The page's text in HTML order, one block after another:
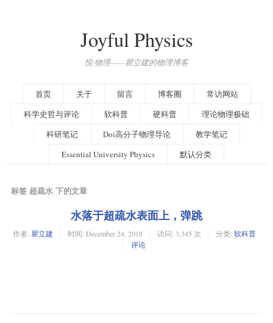
Joyful Physics
悦·物理——瞿立建的物理博客
首页 关于 留言 博客圈
常访网站
科学史哲与评论
软科普 硬科普
理论物理极础
科研笔记
Doi高分子物理导论
教学笔记
Essential University Physics
默认分类
标签 超疏水 下的文章
水落于超疏水表面上，弹跳
作者: 瞿立建 时间: December 24, 2018 访问: 3,345 次 分类: 软科普
评论